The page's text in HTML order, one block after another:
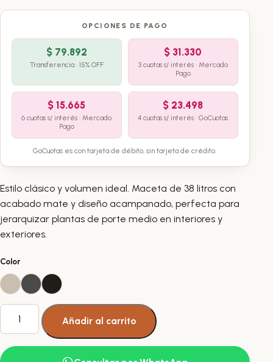
OPCIONES DE PAGO
$79.892
Transferencia · 15% OFF
$ 31.330
3 cuotas s/ interés · Mercado
Pago
$ 15.665
6 cuotas s/ interés · Mercado
Pago
$ 23.498
4 cuotas s/ interés · GoCuotas
GoCuotas es con tarjeta de débito, sin tarjeta de crédito.
Estilo clásico y volumen ideal. Maceta de 38 litros con
acabado mate y diseño acampanado, perfecta para
jerarquizar plantas de porte medio en interiores y
exteriores.
Color
Maceta
Rotomoldeada
Vignola
Añadir al carrito